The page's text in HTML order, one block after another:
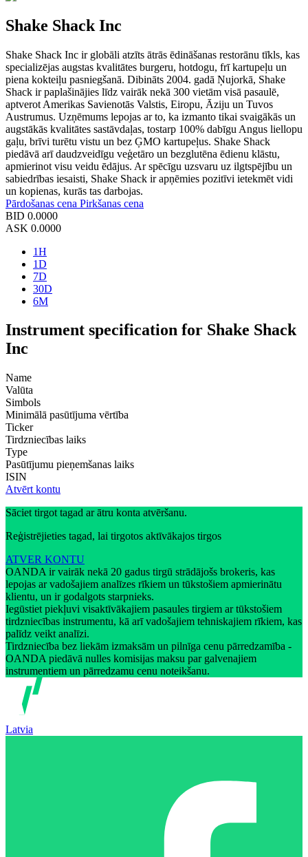
Shake Shack Inc
Shake Shack Inc ir globāli atzīts ātrās ēdināšanas restorānu tīkls, kas
specializējas augstas kvalitātes burgeru, hotdogu, frī kartupeļu un
piena kokteiļu pasniegšanā. Dibināts 2004. gadā Ņujorkā, Shake
Shack ir paplašinājies līdz vairāk nekā 300 vietām visā pasaulē,
aptverot Amerikas Savienotās Valstis, Eiropu, Āziju un Tuvos
Austrumus. Uzņēmums lepojas ar to, ka izmanto tikai svaigākās un
augstākās kvalitātes sastāvdaļas, tostarp 100% dabīgu Angus liellopu
gaļu, brīvi turētu vistu un bez ĢMO kartupeļus. Shake Shack
piedāvā arī daudzveidīgu veģetāro un bezglutēna ēdienu klāstu,
apmierinot visu veidu ēdājus. Ar spēcīgu uzsvaru uz ilgtspējību un
sabiedrības iesaisti, Shake Shack ir apņēmies pozitīvi ietekmēt vidi
un kopienas, kurās tas darbojas.
Pārdošanas cena Pirkšanas cena
BID 0.0000
ASK 0.0000
1H
1D
7D
30D
6M
Instrument specification for Shake Shack
Inc
Name
Valūta
Simbols
Minimālā pasūtījuma vērtība
Ticker
Tirdzniecības laiks
Type
Pasūtījumu pieņemšanas laiks
ISIN
Atvērt kontu
Sāciet tirgot tagad ar ātru konta atvēršanu.
Reģistrējieties tagad, lai tirgotos aktīvākajos tirgos
ATVER KONTU
OANDA ir vairāk nekā 20 gadus tirgū strādājošs brokeris, kas
lepojas ar vadošajiem analīzes rīkiem un tūkstošiem apmierinātu
klientu, un ir godalgots starpnieks.
Iegūstiet piekļuvi visaktīvākajiem pasaules tirgiem ar tūkstošiem
tirdzniecības instrumentu, kā arī vadošajiem tehniskajiem rīkiem, kas
palīdz veikt analīzi.
Tirdzniecība bez liekām izmaksām un pilnīga cenu pārredzamība -
OANDA piedāvā nulles komisijas maksu par galvenajiem
instrumentiem un pārredzamu cenu noteikšanu.
Latvia